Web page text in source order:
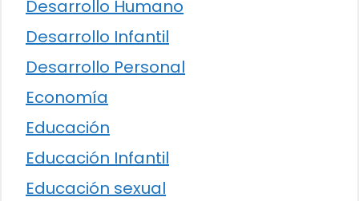
Desarrollo Humano
Desarrollo Infantil
Desarrollo Personal
Economía
Educación
Educación Infantil
Educación sexual